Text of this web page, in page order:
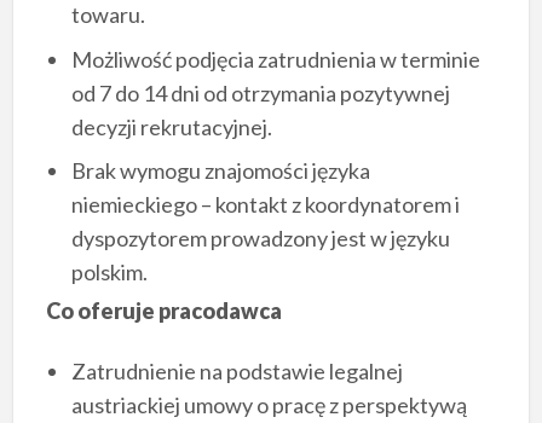
towaru.
Możliwość podjęcia zatrudnienia w terminie
od 7 do 14 dni od otrzymania pozytywnej
decyzji rekrutacyjnej.
Brak wymogu znajomości języka
niemieckiego – kontakt z koordynatorem i
dyspozytorem prowadzony jest w języku
polskim.
Co oferuje pracodawca
Zatrudnienie na podstawie legalnej
austriackiej umowy o pracę z perspektywą